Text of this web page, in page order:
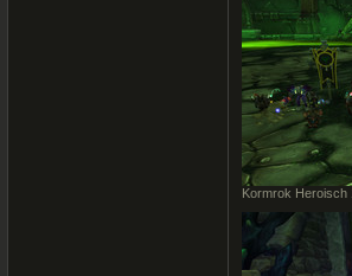
Kormrok Heroisch